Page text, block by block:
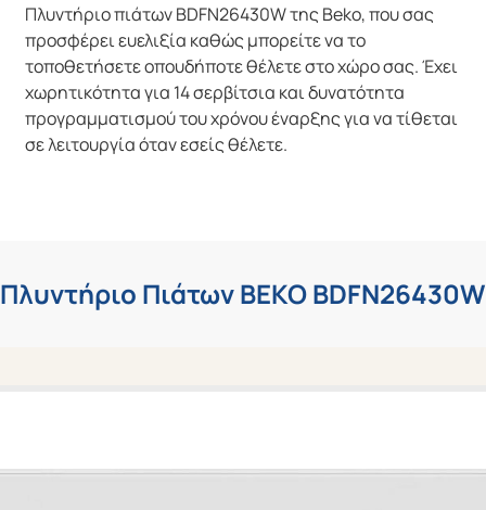
Πλυντήριο πιάτων BDFN26430W της Beko, που σας
προσφέρει ευελιξία καθώς μπορείτε να το
τοποθετήσετε οπουδήποτε θέλετε στο χώρο σας. Έχει
χωρητικότητα για 14 σερβίτσια και δυνατότητα
προγραμματισμού του χρόνου έναρξης για να τίθεται
σε λειτουργία όταν εσείς θέλετε.
Πλυντήριο Πιάτων BEKO BDFN26430W